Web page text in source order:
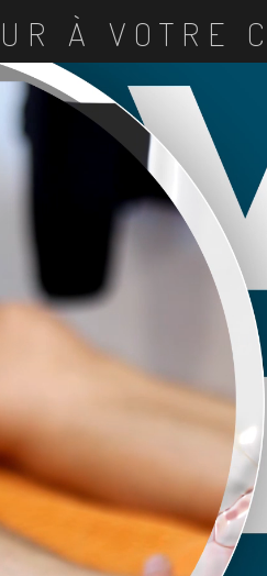
À VOTRE